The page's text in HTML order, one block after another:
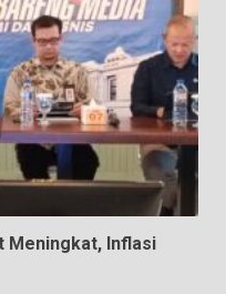
Meningkat, Inflasi